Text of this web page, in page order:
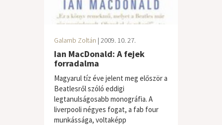
Galamb Zoltán | 2009. 10. 27.
Ian MacDonald: A fejek
forradalma
Magyarul tíz éve jelent meg először a
Beatlesről szóló eddigi
legtanulságosabb monográfia. A
liverpooli négyes fogat, a fab four
munkássága, voltaképp